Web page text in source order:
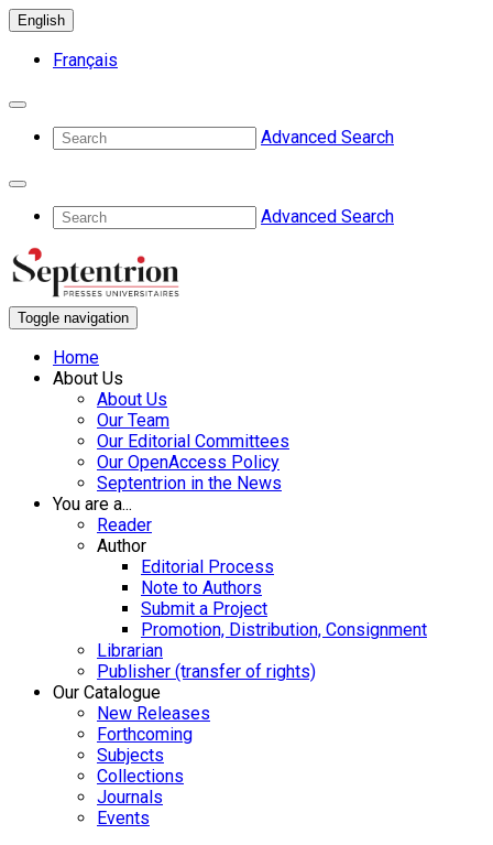
English
Français
Advanced Search
Advanced Search
Toggle navigation
Home
About Us
About Us
Our Team
Our Editorial Committees
Our OpenAccess Policy
Septentrion in the News
You are a...
Reader
Author
Editorial Process
Note to Authors
Submit a Project
Promotion, Distribution, Consignment
Librarian
Publisher (transfer of rights)
Our Catalogue
New Releases
Forthcoming
Subjects
Collections
Journals
Events